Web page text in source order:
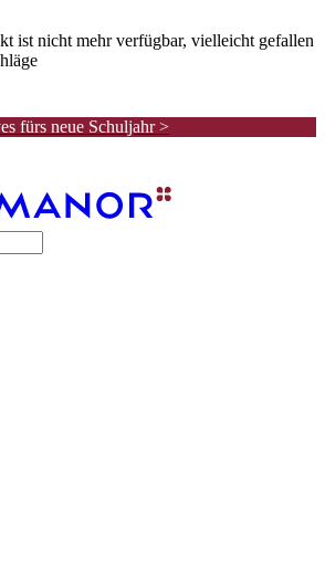
ist nicht mehr verfügbar, vielleicht gefallen
fürs neue Schuljahr >